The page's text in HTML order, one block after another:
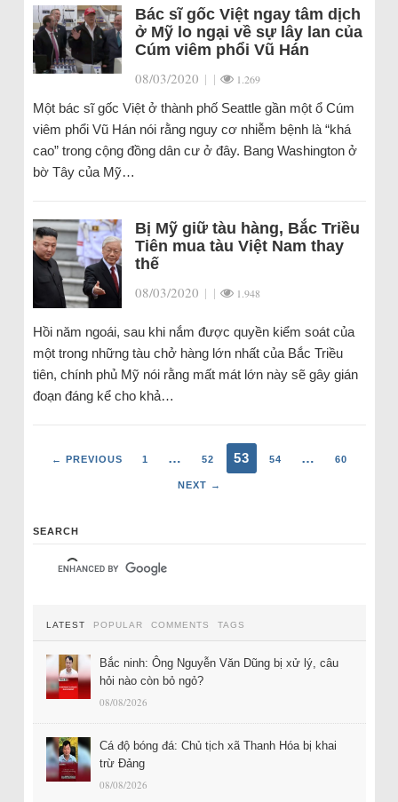
Bác sĩ gốc Việt ngay tâm dịch
ở Mỹ lo ngại về sự lây lan của
Cúm viêm phổi Vũ Hán
08/03/2020 | | 1.269
Một bác sĩ gốc Việt ở thành phố Seattle gần một ổ Cúm
viêm phổi Vũ Hán nói rằng nguy cơ nhiễm bệnh là “khá
cao” trong cộng đồng dân cư ở đây. Bang Washington ở
bờ Tây của Mỹ…
Bị Mỹ giữ tàu hàng, Bắc Triều
Tiên mua tàu Việt Nam thay
thế
08/03/2020 | | 1.948
Hồi năm ngoái, sau khi nắm được quyền kiểm soát của
một trong những tàu chở hàng lớn nhất của Bắc Triều
tiên, chính phủ Mỹ nói rằng mất mát lớn này sẽ gây gián
đoạn đáng kể cho khả…
← PREVIOUS 1 … 52 53 54 … 60
NEXT →
SEARCH
LATEST POPULAR COMMENTS TAGS
Bắc ninh: Ông Nguyễn Văn Dũng bị xử lý, câu
hỏi nào còn bỏ ngỏ?
08/08/2026
Cá độ bóng đá: Chủ tịch xã Thanh Hóa bị khai
trừ Đảng
08/08/2026